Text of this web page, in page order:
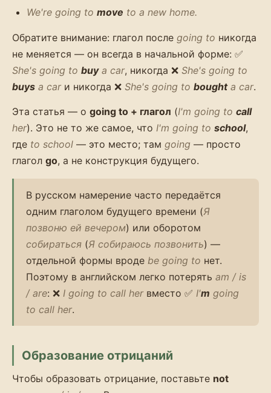
We're going to move to a new home.
Обратите внимание: глагол после going to никогда
не меняется — он всегда в начальной форме: ✅
She's going to buya car, никогда ❌ She's going to
buys a carи никогда ❌ She's going to boughta car.
Эта статья — о going to + глагол (I'm going to call
her). Это не то же самое, что I'm going to school,
где to school — это место; там going — просто
глагол go, а не конструкция будущего.
В русском намерение часто передаётся
одним глаголом будущего времени (Я
позвоню ей вечером) или оборотом
собираться (Я собираюсь позвонить) —
отдельной формы вроде be going to нет.
Поэтому в английском легко потерять am / is
/ are: ❌ I going to call her вместо ✅ I'm going
to call her.
Образование отрицаний
Чтобы образовать отрицание, поставьте not